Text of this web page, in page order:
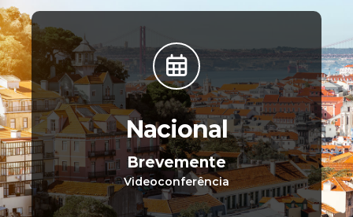
Nacional
Brevemente
Videoconferência